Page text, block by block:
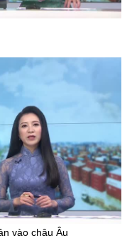
vào châu Âu